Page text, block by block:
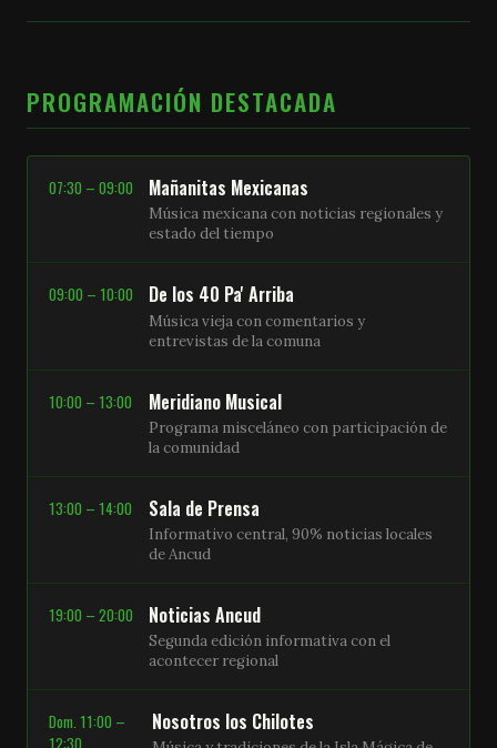
PROGRAMACIÓN DESTACADA
07:30 – 09:00 Mañanitas Mexicanas
Música mexicana con noticias regionales y
estado del tiempo
09:00 – 10:00 De los 40 Pa' Arriba
Música vieja con comentarios y
entrevistas de la comuna
10:00 – 13:00 Meridiano Musical
Programa misceláneo con participación de
la comunidad
13:00 – 14:00 Sala de Prensa
Informativo central, 90% noticias locales
de Ancud
19:00 – 20:00 Noticias Ancud
Segunda edición informativa con el
acontecer regional
Dom. 11:00 –
Nosotros los Chilotes